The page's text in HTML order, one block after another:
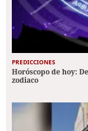
PREDICCIONES
Horóscopo de hoy:
zodiaco